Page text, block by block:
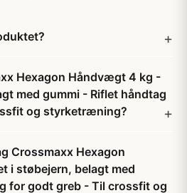
Hexagon Håndvægt 4 kg -
med gummi - Riflet håndtag
og styrketræning?
Crossmaxx Hexagon
i støbejern, belagt med
for godt greb - Til crossfit og